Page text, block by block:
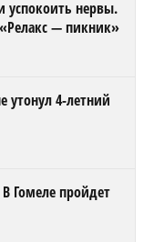
успокоить нервы.
— пикник»
утонул 4-летний
Гомеле пройдет